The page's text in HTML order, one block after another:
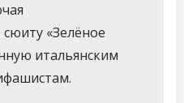
«Зелëное
итальянским